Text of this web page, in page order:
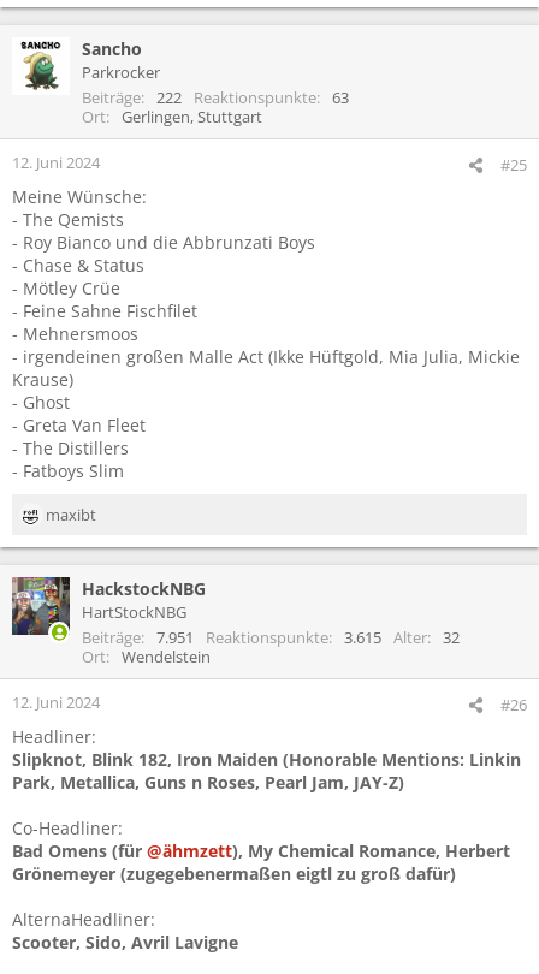
Sancho
Parkrocker
Beiträge
222 Reaktionspunkte
63
Ort
Gerlingen, Stuttgart
12. Juni 2024 #25
Meine Wünsche:
- The Qemists
- Roy Bianco und die Abbrunzati Boys
- Chase & Status
- Mötley Crüe
- Feine Sahne Fischfilet
- Mehnersmoos
- irgendeinen großen Malle Act (Ikke Hüftgold, Mia Julia, Mickie
Krause)
- Ghost
- Greta Van Fleet
- The Distillers
- Fatboys Slim
R
e
k
t
i
n
e
:
maxibt
HackstockNBG
HartStockNBG
Beiträge
7.951 Reaktionspunkte 3.615 Alter
32
Ort
Wendelstein
12. Juni 2024 #26
Headliner:
Slipknot, Blink 182, Iron Maiden (Honorable Mentions: Linkin
Park, Metallica, Guns n Roses, Pearl Jam, JAY-Z)
Co-Headliner:
Bad Omens (für @ähmzett), My Chemical Romance, Herbert
Grönemeyer (zugegebenermaßen eigtl zu groß dafür)
AlternaHeadliner:
Scooter, Sido, Avril Lavigne